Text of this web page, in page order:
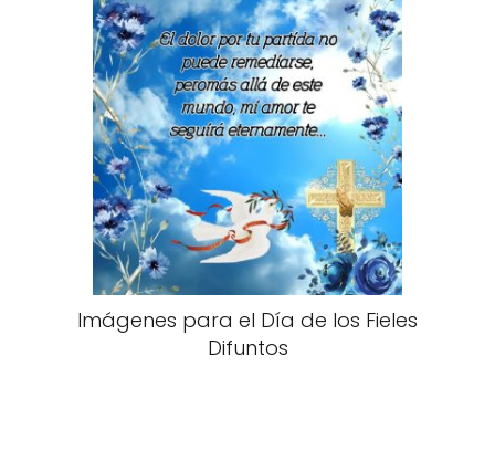
Imágenes para el Día de los Fieles
Difuntos